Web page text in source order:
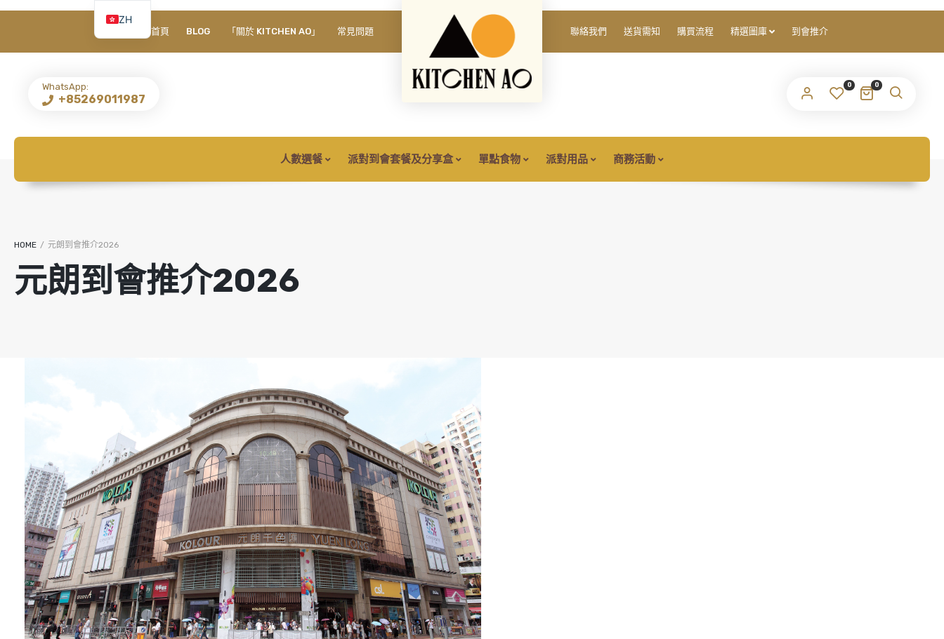
聯絡我們 送貨需知 購買流程 精選圖庫 到會推介
首頁 BLOG 「關於 KITCHEN AO」 常見問題
WhatsApp:
+85269011987
0
0
我們會將設定新密碼的連結傳送至你的電子郵件地址。
throughout this website, to manage access to your account,
隱私權政策
註冊
人數選餐 派對到會套餐及分享盒 單點食物 派對用品 商務活動
HOME / 元朗到會推介2026
元朗到會推介2026
ZH
EN